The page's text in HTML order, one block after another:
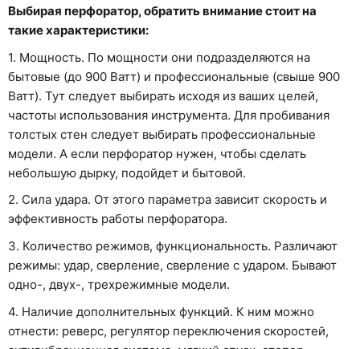
Выбирая перфоратор, обратить внимание стоит на
такие характеристики:
1. Мощность. По мощности они подразделяются на
бытовые (до 900 Ватт) и профессиональные (свыше 900
Ватт). Тут следует выбирать исходя из ваших целей,
частоты использования инструмента. Для пробивания
толстых стен следует выбирать профессиональные
модели. А если перфоратор нужен, чтобы сделать
небольшую дырку, подойдет и бытовой.
2. Сила удара. От этого параметра зависит скорость и
эффективность работы перфоратора.
3. Количество режимов, функциональность. Различают
режимы: удар, сверление, сверление с ударом. Бывают
одно-, двух-, трехрежимные модели.
4. Наличие дополнительных функций. К ним можно
отнести: реверс, регулятор переключения скоростей,